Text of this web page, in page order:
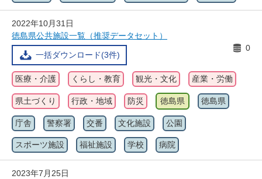
2022年10月31日
徳島県公共施設一覧（推奨データセット）
一括ダウンロード(3件)
0
医療・介護 くらし・教育 観光・文化 産業・労働
県土づくり 行政・地域 防災 徳島県 徳島県
庁舎 警察署 交番 文化施設 公園
スポーツ施設 福祉施設 学校 病院
2023年7月25日